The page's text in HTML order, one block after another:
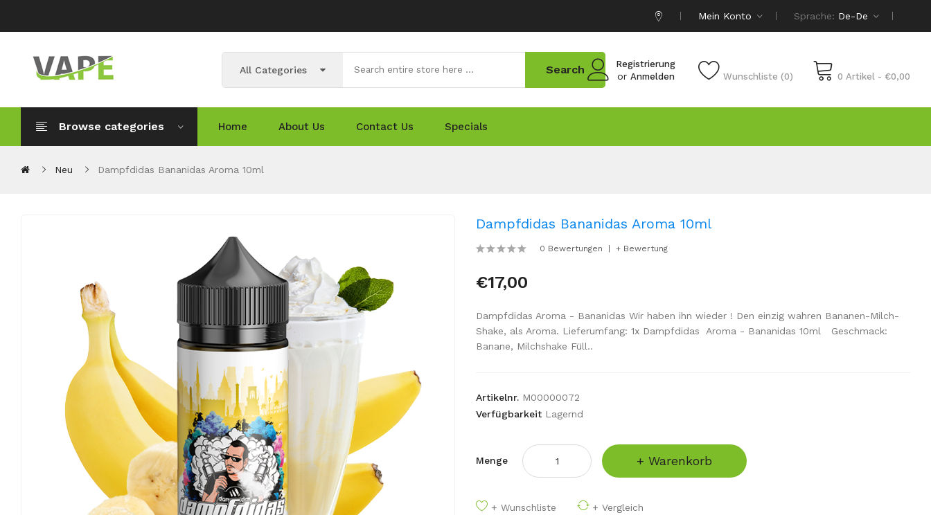
Mein Konto Sprache: De-De
Registrierung
or Anmelden Wunschliste (0) 0 Artikel - €0,00
All Categories Search
Browse categories Home About Us Contact Us Specials
Neu Dampfdidas Bananidas Aroma 10ml
Dampfdidas Bananidas Aroma 10ml
0 Bewertungen + Bewertung
€17,00
Dampfdidas Aroma - Bananidas Wir haben ihn wieder ! Den einzig wahren Bananen-Milch-
Shake, als Aroma. Lieferumfang: 1x Dampfdidas Aroma - Bananidas 10ml Geschmack:
Banane, Milchshake Füll..
Artikelnr. M00000072
Verfügbarkeit Lagernd
Menge + Warenkorb
+ Wunschliste + Vergleich